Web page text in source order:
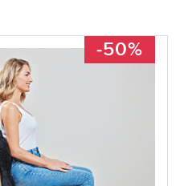
-50%